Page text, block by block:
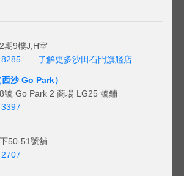
期9樓J,H室
了解更多沙田石門旗艦店
沙 Go Park）
號 Go Park 2 商場 LG25 號鋪
50-51號舖